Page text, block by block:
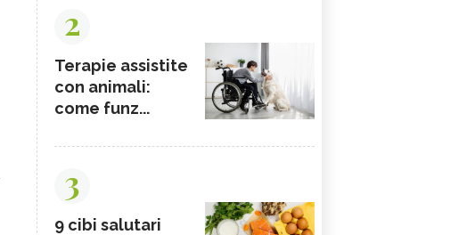
2
Terapie assistite
con animali:
come funz...
3
9 cibi salutari